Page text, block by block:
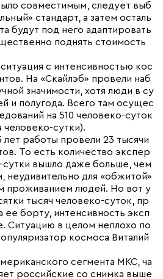
совместимым, следует выб
стандарт, а затем осталь
будут под него адаптировать
поднять стоимость
с интенсивностью кос
На «Скайлэб» провели наб
значимости, хотя люди в су
и полугода. Всего там осущес
на 510 человеко-суток
человеко-сутки).
лет работы провели 23 тысячи
То есть количество экспер
сутки вышло даже больше, чем
неудивительно для «обжитой»
проживанием людей. Но вот у
тысяч человеко-суток, пр
борту, интенсивность эксп
Ситуацию в целом неплохо по
космоса Виталий
сегмента МКС, ча
российские со снимка выше